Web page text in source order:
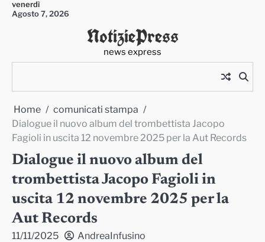
Skipvenerdì
Agosto 7, 2026
NotiziePress
news express
Home
comunicati stampa
Dialogue il nuovo album del trombettista Jacopo
Fagioli in uscita 12 novembre 2025 per la Aut Records
Dialogue il nuovo album del
trombettista Jacopo Fagioli in
uscita 12 novembre 2025 per la
Aut Records
11/11/2025 AndreaInfusino